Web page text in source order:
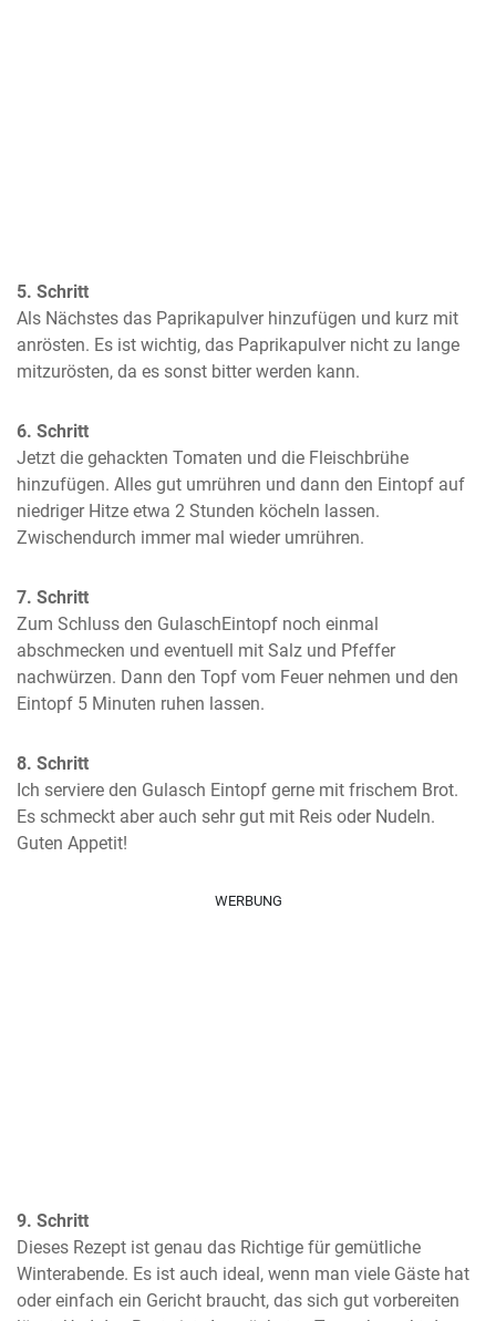
5. Schritt
Als Nächstes das Paprikapulver hinzufügen und kurz mit
anrösten. Es ist wichtig, das Paprikapulver nicht zu lange
mitzurösten, da es sonst bitter werden kann.
6. Schritt
Jetzt die gehackten Tomaten und die Fleischbrühe
hinzufügen. Alles gut umrühren und dann den Eintopf auf
niedriger Hitze etwa 2 Stunden köcheln lassen.
Zwischendurch immer mal wieder umrühren.
7. Schritt
Zum Schluss den GulaschEintopf noch einmal
abschmecken und eventuell mit Salz und Pfeffer
nachwürzen. Dann den Topf vom Feuer nehmen und den
Eintopf 5 Minuten ruhen lassen.
8. Schritt
Ich serviere den Gulasch Eintopf gerne mit frischem Brot.
Es schmeckt aber auch sehr gut mit Reis oder Nudeln.
Guten Appetit!
WERBUNG
9. Schritt
Dieses Rezept ist genau das Richtige für gemütliche
Winterabende. Es ist auch ideal, wenn man viele Gäste hat
oder einfach ein Gericht braucht, das sich gut vorbereiten